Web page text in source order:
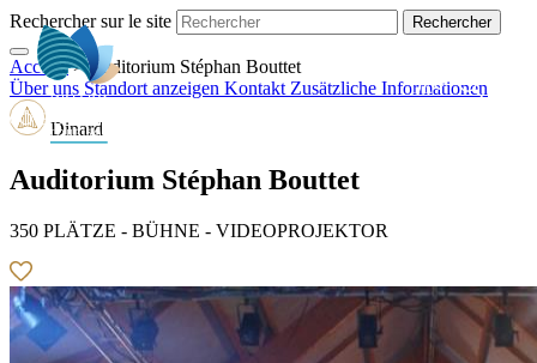
Rechercher sur le site
DE
Accueil>Auditorium Stéphan Bouttet
Über uns Standort anzeigen Kontakt Zusätzliche Informationen
Dinard
Auditorium Stéphan Bouttet
350 PLÄTZE - BÜHNE - VIDEOPROJEKTOR